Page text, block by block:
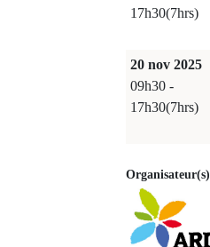
17h30(7hrs)
20 nov 2025
09h30 -
17h30(7hrs)
Organisateur(s)